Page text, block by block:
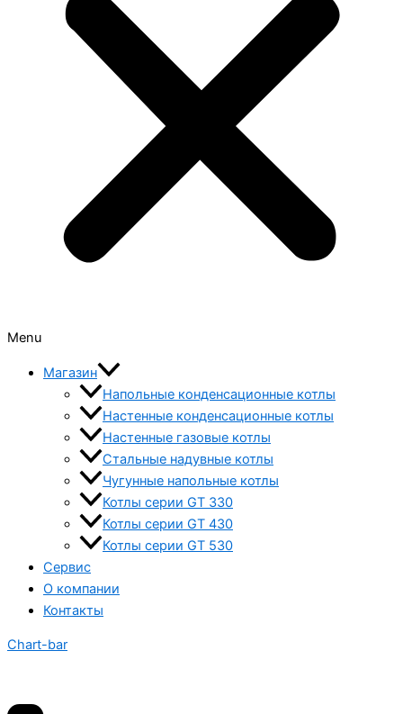
Menu
Магазин
Напольные конденсационные котлы
Настенные конденсационные котлы
Настенные газовые котлы
Стальные надувные котлы
Чугунные напольные котлы
Котлы серии GT 330
Котлы серии GT 430
Котлы серии GT 530
Сервис
О компании
Контакты
Chart-bar